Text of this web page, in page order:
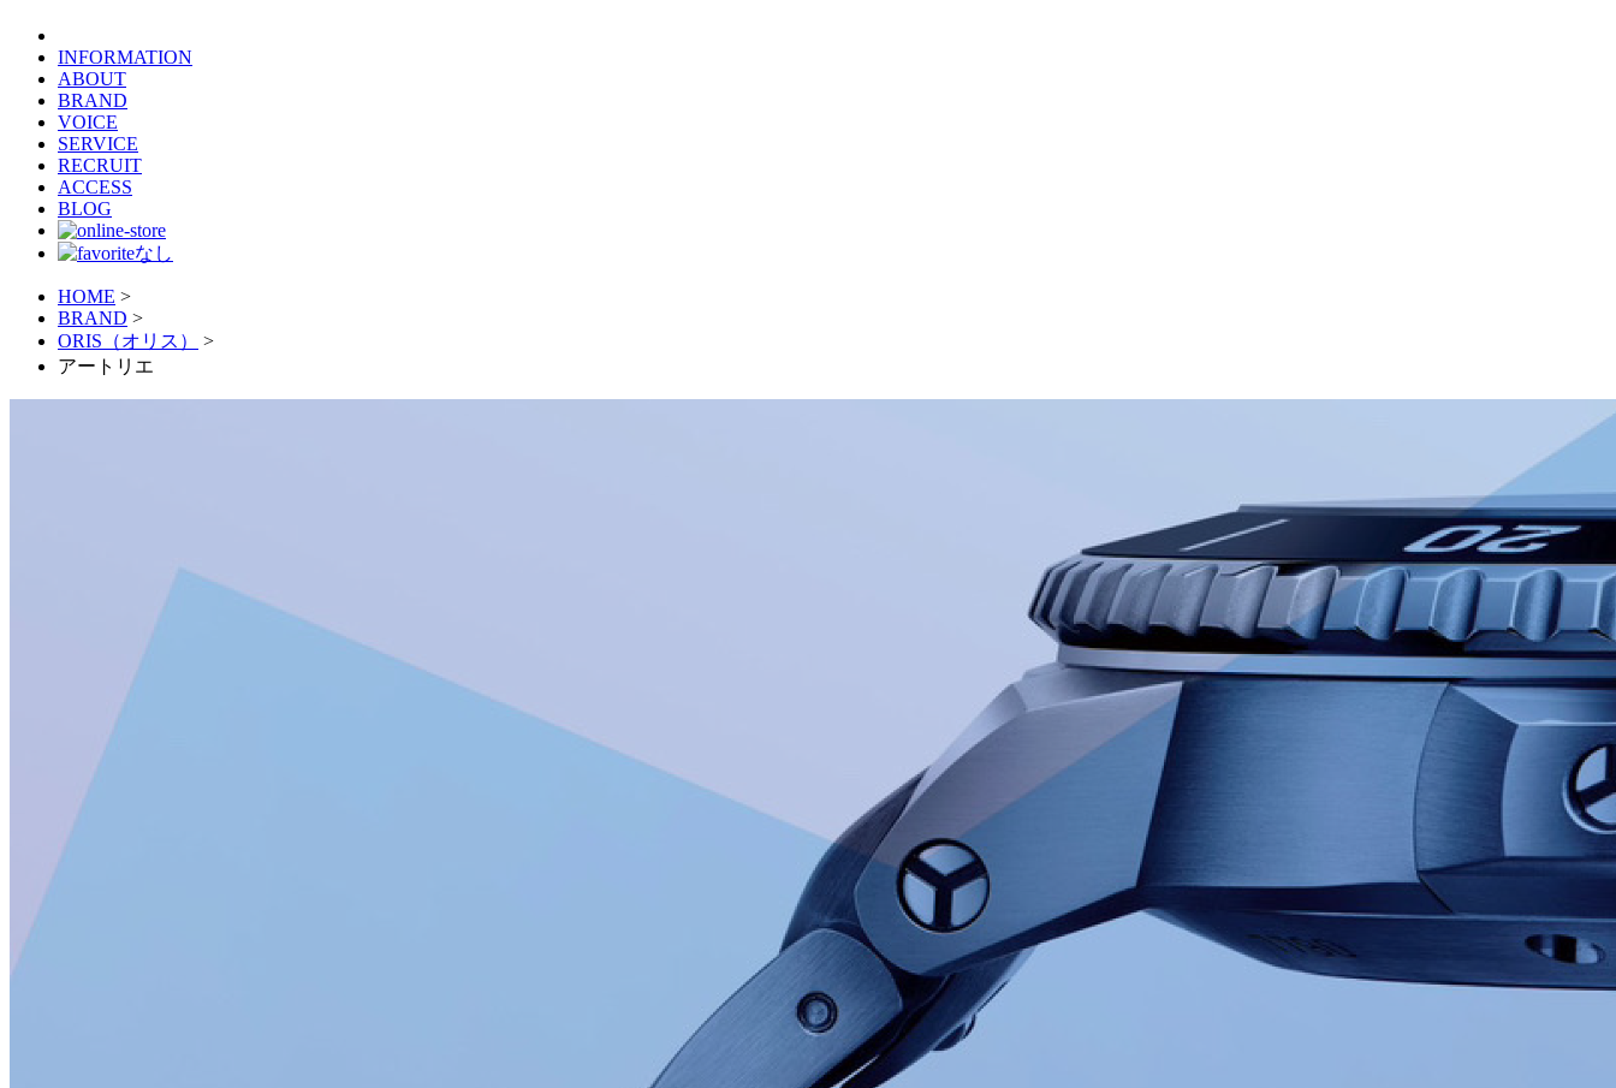
INFORMATION
ABOUT
BRAND
VOICE
SERVICE
RECRUIT
ACCESS
BLOG
HOME >
BRAND >
ORIS（オリス）
>
アートリエ